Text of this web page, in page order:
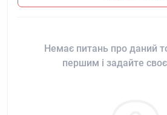
Немає питань про даний
першим і задайте